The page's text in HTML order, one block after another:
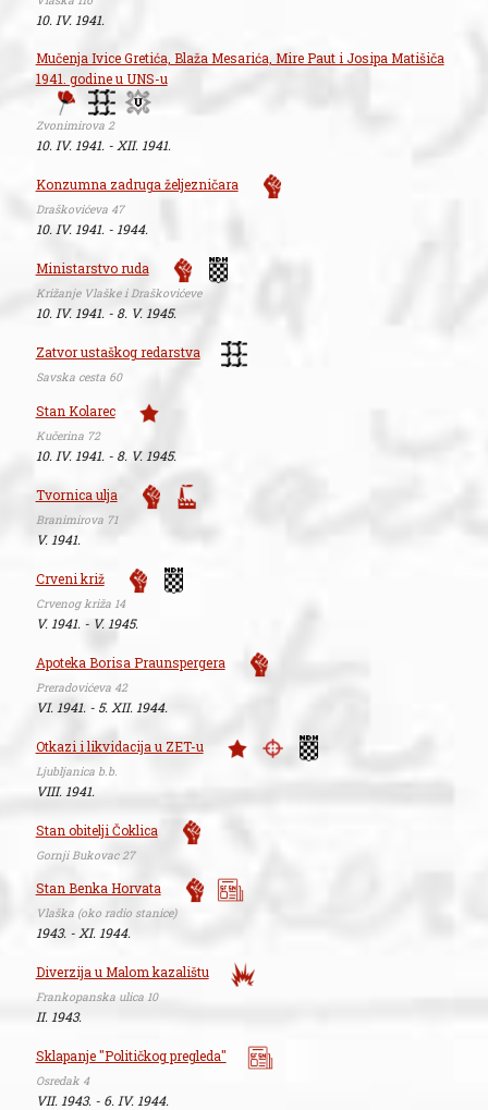
10. IV. 1941.
Mučenja Ivice Gretića, Blaža Mesarića, Mire Paut i Josipa Matišiča
1941. godine u UNS-u
Zvonimirova 2
10. IV. 1941. - XII. 1941.
Konzumna zadruga željezničara
Draškovićeva 47
10. IV. 1941. - 1944.
Ministarstvo ruda
Križanje Vlaške i Draškovićeve
10. IV. 1941. - 8. V. 1945.
Zatvor ustaškog redarstva
Savska cesta 60
Stan Kolarec
Kučerina 72
10. IV. 1941. - 8. V. 1945.
Tvornica ulja
Branimirova 71
V. 1941.
Crveni križ
Crvenog križa 14
V. 1941. - V. 1945.
Apoteka Borisa Praunspergera
Preradovićeva 42
VI. 1941. - 5. XII. 1944.
Otkazi i likvidacija u ZET-u
Ljubljanica b.b.
VIII. 1941.
Stan obitelji Čoklica
Gornji Bukovac 27
Stan Benka Horvata
Vlaška (oko radio stanice)
1943. - XI. 1944.
Diverzija u Malom kazalištu
Frankopanska ulica 10
II. 1943.
Sklapanje "Političkog pregleda"
Osredak 4
VII. 1943. - 6. IV. 1944.